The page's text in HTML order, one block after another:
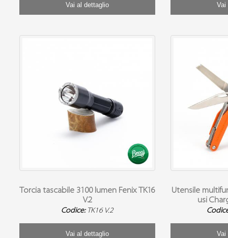
Vai al dettaglio Vai
Torcia tascabile 3100 lumen Fenix TK16
V.2
Codice: TK16 V.2
Vai al dettaglio
Utensile
usi
Vai